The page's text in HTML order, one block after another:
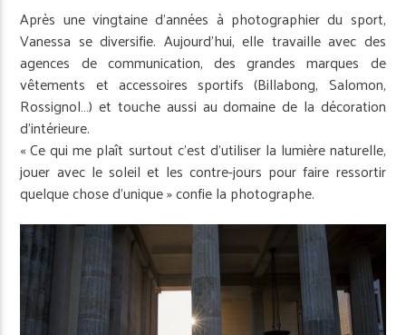
Après une vingtaine d’années à photographier du sport,
Vanessa se diversifie. Aujourd’hui, elle travaille avec des
agences de communication, des grandes marques de
vêtements et accessoires sportifs (Billabong, Salomon,
Rossignol…) et touche aussi au domaine de la décoration
d’intérieure.
« Ce qui me plaît surtout c’est d’utiliser la lumière naturelle,
jouer avec le soleil et les contre-jours pour faire ressortir
quelque chose d’unique » confie la photographe.